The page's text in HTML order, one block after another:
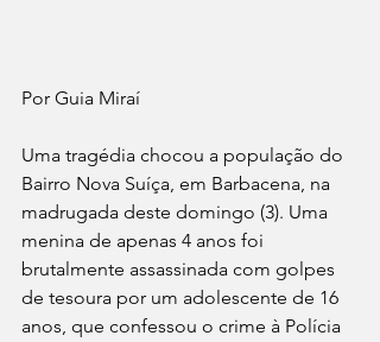
Por Guia Miraí
Uma tragédia chocou a população do
Bairro Nova Suíça, em Barbacena, na
madrugada deste domingo (3). Uma
menina de apenas 4 anos foi
brutalmente assassinada com golpes
de tesoura por um adolescente de 16
anos, que confessou o crime à Polícia